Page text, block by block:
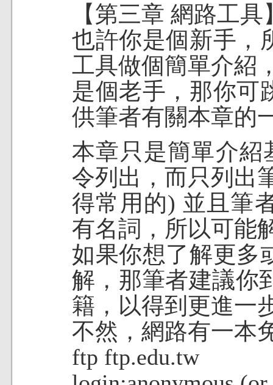
【第三章 網路工具
也許你是個新手，
工具做個簡單介紹
是個老手，那你可
供筆者有關本章的
本章只是簡單介紹
令列出，而只列出
得常用的) 並且筆
有名詞，所以可能
如果你想了解更多
解，那筆者建議你
籍，以得到更進一
不然，網路有一本
ftp ftp.edu.tw